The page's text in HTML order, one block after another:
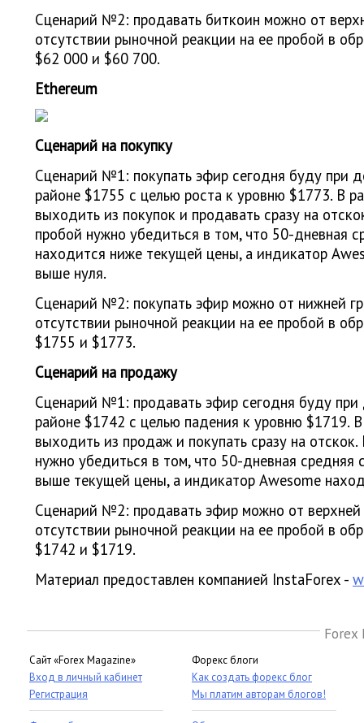
Сценарий №2: продавать биткоин можно от
отсутствии рыночной реакции на ее пробой в
$62 000 и $60 700.
Ethereum
Сценарий на покупку
Сценарий №1: покупать эфир сегодня буду при
районе $1755 с целью роста к уровню $1773. В
выходить из покупок и продавать сразу на
пробой нужно убедиться в том, что 50-дневная
находится ниже текущей цены, а индикатор
выше нуля.
Сценарий №2: покупать эфир можно от нижней
отсутствии рыночной реакции на ее пробой в
$1755 и $1773.
Сценарий на продажу
Сценарий №1: продавать эфир сегодня буду
районе $1742 с целью падения к уровню $1719.
выходить из продаж и покупать сразу на
нужно убедиться в том, что 50-дневная средняя
выше текущей цены, а индикатор Awesome
Сценарий №2: продавать эфир можно от
отсутствии рыночной реакции на ее пробой в
$1742 и $1719.
Материал предоставлен компанией InstaForex -
Сайт «Forex Magazine»
Вход в личный кабинет
Регистрация
Форекс блоги
Как создать форекс блог
Мы платим авторам блогов!